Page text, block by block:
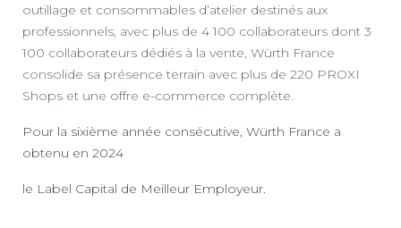
outillage et consommables d’atelier destinés aux
professionnels, avec plus de 4 100 collaborateurs dont 3
100 collaborateurs dédiés à la vente, Würth France
consolide sa présence terrain avec plus de 220 PROXI
Shops et une offre e-commerce complète.
Pour la sixième année consécutive, Würth France a
obtenu en 2024
le Label Capital de Meilleur Employeur.